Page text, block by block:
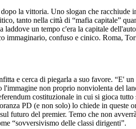
la vittoria. Uno slogan che
tanto nella città di “mafia capitale”
un tempo c'era la capitale
confuso e cinico. Roma,
e cerca di piegarla a suo favore. “E'
l'immagine non proprio nonviolenta del
costituzionale in cui si gioca
PD (e non solo) lo chiede in queste
futuro del premier. Temo che non
“sovversivismo delle classi dirigenti”.